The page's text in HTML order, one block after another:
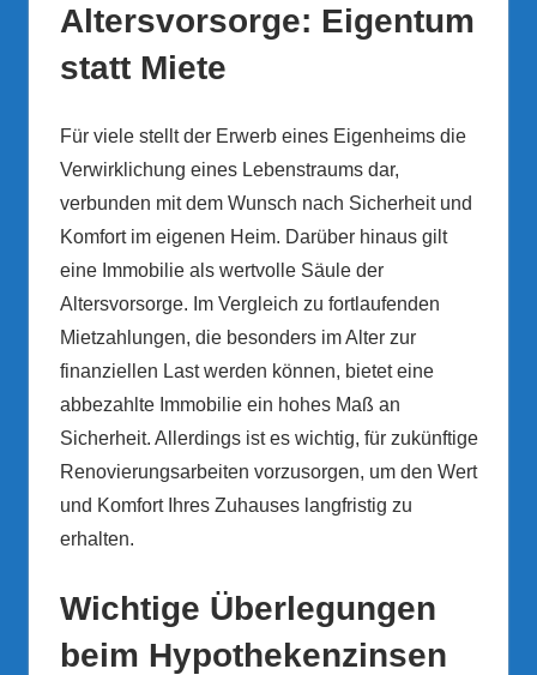
Altersvorsorge: Eigentum
statt Miete
Für viele stellt der Erwerb eines Eigenheims die
Verwirklichung eines Lebenstraums dar,
verbunden mit dem Wunsch nach Sicherheit und
Komfort im eigenen Heim. Darüber hinaus gilt
eine Immobilie als wertvolle Säule der
Altersvorsorge. Im Vergleich zu fortlaufenden
Mietzahlungen, die besonders im Alter zur
finanziellen Last werden können, bietet eine
abbezahlte Immobilie ein hohes Maß an
Sicherheit. Allerdings ist es wichtig, für zukünftige
Renovierungsarbeiten vorzusorgen, um den Wert
und Komfort Ihres Zuhauses langfristig zu
erhalten.
Wichtige Überlegungen
beim Hypothekenzinsen